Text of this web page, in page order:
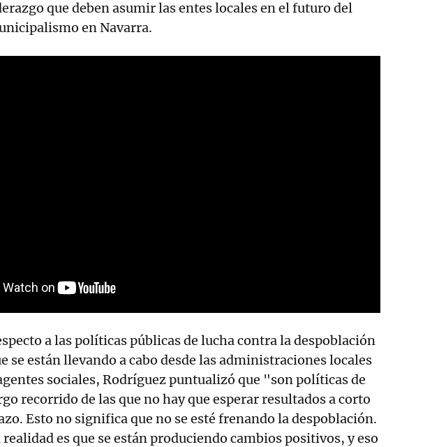
que deben asumir las entes locales en el futuro del
en Navarra.
a las políticas públicas de lucha contra la despoblación
se están llevando a cabo desde las administraciones locales
sociales, Rodríguez puntualizó que "son políticas de
recorrido de las que no hay que esperar resultados a corto
Esto no significa que no se esté frenando la despoblación.
realidad es que se están produciendo cambios positivos, y eso